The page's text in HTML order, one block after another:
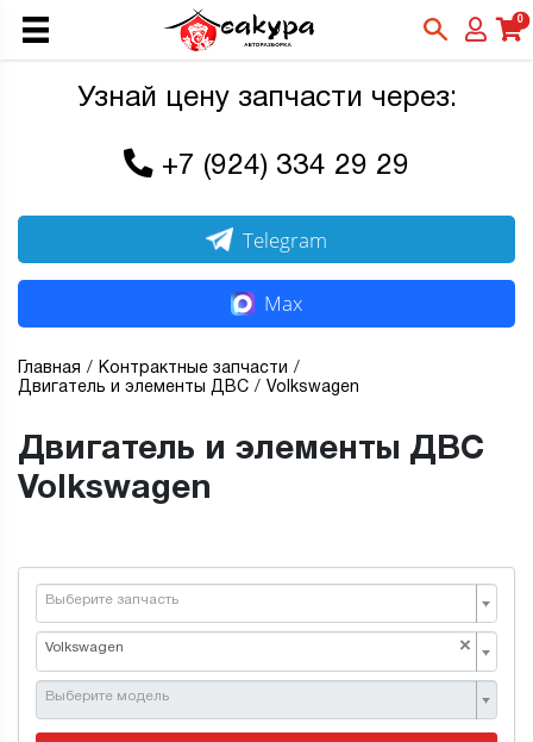
0
Узнай цену запчасти через:
+7 (924) 334 29 29
Telegram
Max
Главная
Контрактные запчасти
Двигатель и элементы ДВС
Volkswagen
Двигатель и элементы ДВС
Volkswagen
Выберите запчасть
×
Volkswagen
Выберите модель